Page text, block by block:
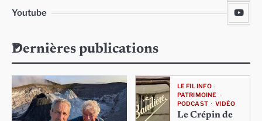
Youtube
Dernières publications
LE FIL INFO
PATRIMOINE
PODCAST
VIDÉO
Le Crépin de